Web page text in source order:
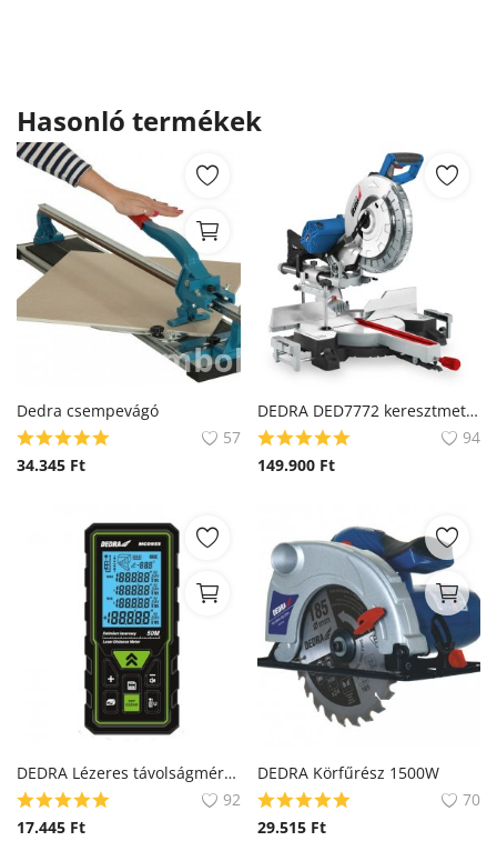
Hasonló termékek
Dedra csempevágó
57
34.345 Ft
DEDRA DED7772 keresztmetsző fűrész előtolással, 305 mm lap, 2000 W teljesítmény, dönthetőség mindkét irányba
94
149.900 Ft
DEDRA Lézeres távolságmérő MC0933
92
17.445 Ft
DEDRA Körfűrész 1500W
70
29.515 Ft